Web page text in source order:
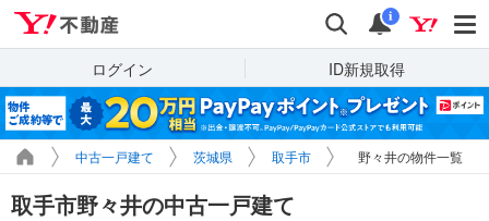
検索 通知
i
ログイン ID新規取得
中古一戸建て 茨城県 取手市 野々井の物件一覧
取手市野々井の中古一戸建て